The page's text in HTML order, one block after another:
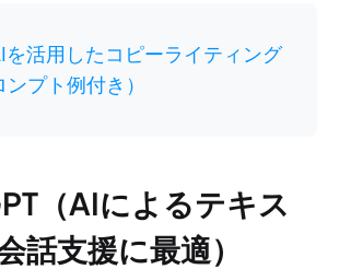
を活用したコピーライティング
プト例付き）
（AIによるテキス
話支援に最適）